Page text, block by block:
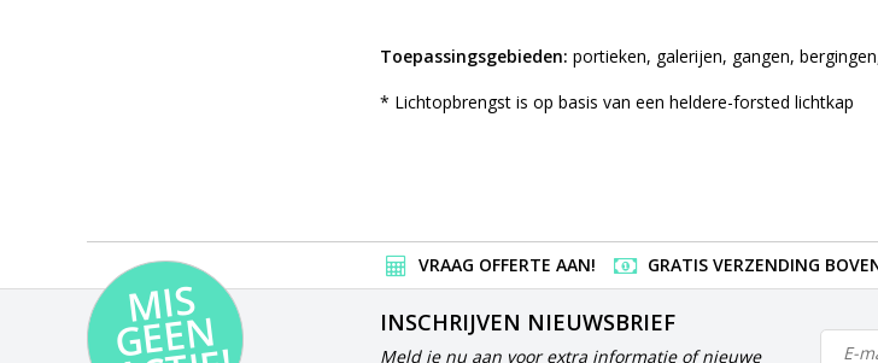
Toepassingsgebieden: portieken, galerijen, gangen,
* Lichtopbrengst is op basis van een heldere-forsted lichtkap
VRAAG OFFERTE AAN! GRATIS VERZENDING
MI
S
G
E
E
N
A
C
TI INSCHRIJVEN NIEUWSBRIEF
Meld je nu aan voor extra informatie of nieuwe